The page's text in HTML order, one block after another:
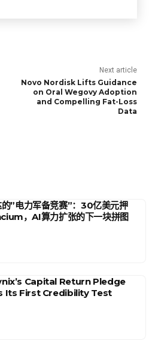
Next article
Novo Nordisk Lifts Guidance
on Oral Wegovy Adoption
and Compelling Fat-Loss
Data
”电力军备竞赛”：30亿美元押
，AI算力扩张的下一块拼图
Capital Return Pledge
Its First Credibility Test